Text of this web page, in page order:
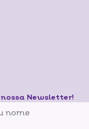
Newsletter!